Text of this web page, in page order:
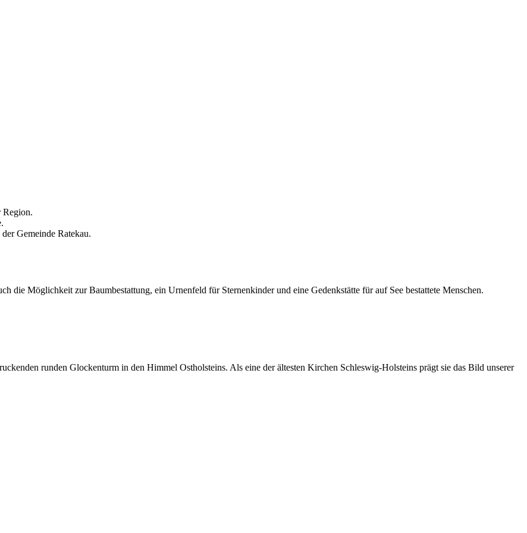
Region.
Gemeinde Ratekau.
die Möglichkeit zur Baumbestattung, ein Urnenfeld für Sternenkinder und eine Gedenkstätte für auf See bestattete Menschen.
runden Glockenturm in den Himmel Ostholsteins. Als eine der ältesten Kirchen Schleswig-Holsteins prägt sie das Bild unserer